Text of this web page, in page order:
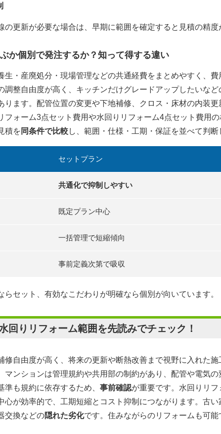
更新が必要な場合は、早期に範囲を確定すると見積の精度
か個別で発注するか？知って得する違い
生・産廃処分・現場管理などの共通経費をまとめやすく、費
調整自由度が高く、キッチンだけグレードアップしたいな
ります。配管位置の変更や下地補修、クロス・床材の内装
フォーム3点セット費用や水回りリフォーム4点セット費用
積を 同条件で比較し、範囲・仕様・工期・保証を並べて判断
セットプラン
共通化で抑制しやすい
既定プラン中心
一括管理で短縮傾向
事前定義次第で吸収
セット、有効なこだわりが明確なら個別が向いています。
回りリフォーム範囲を先読みでチェック！
修自由度が高く、将来の更新や断熱改善まで視野に入れた
マンションは管理規約や共用部の制約があり、配管や電気
も規約に依存するため、 事前確認が重要です。水回りリ
心が効率的で、工期短縮とコスト抑制につながります。古
交換などの隠れた劣化です。住みながらのリフォームも可